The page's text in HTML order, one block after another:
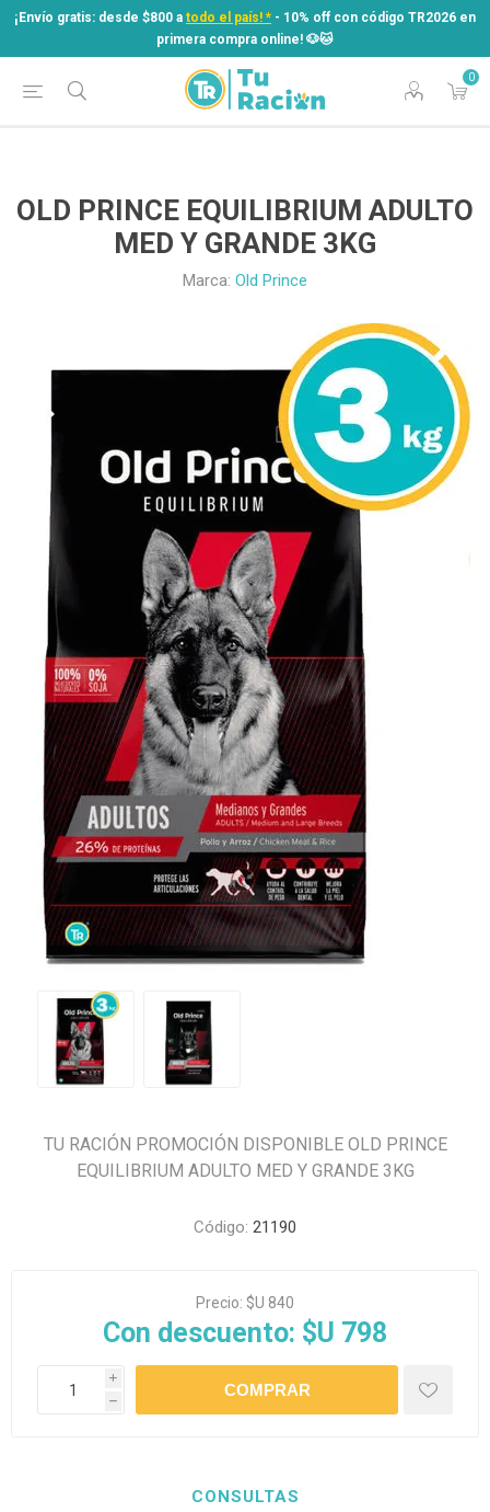
¡Envío gratis: desde $800 a todo el país! * - 10% off con código TR2026 en
primera compra online! ​🐶​🐱
0
¡Envío gratis: desde $800 atodo el país! *
- 10% off con código TR2026 en
primera compra online! ​🐶​🐱
OLD PRINCE EQUILIBRIUM ADULTO
MED Y GRANDE 3KG
Marca: Old Prince
TU RACIÓN PROMOCIÓN DISPONIBLE OLD PRINCE
EQUILIBRIUM ADULTO MED Y GRANDE 3KG
Código: 21190
Precio: $U 840
Con descuento: $U 798
i
h
CONSULTAS